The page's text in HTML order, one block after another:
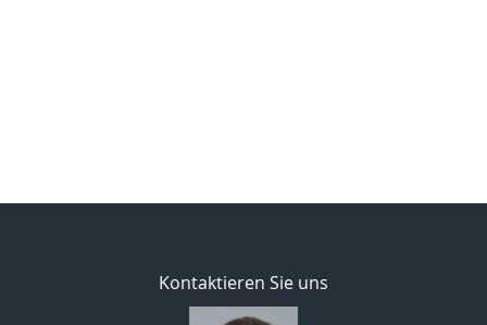
Kontaktieren Sie uns